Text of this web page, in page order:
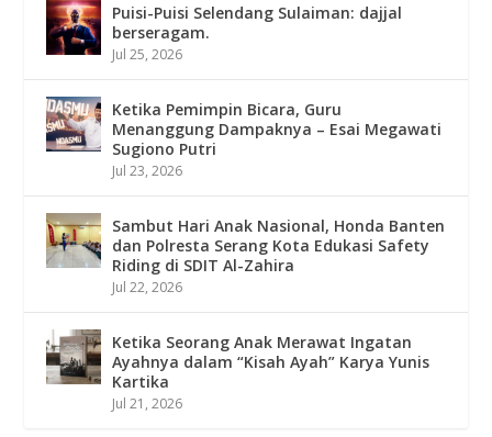
Puisi-Puisi Selendang Sulaiman: dajjal
berseragam.
Jul 25, 2026
Ketika Pemimpin Bicara, Guru
Menanggung Dampaknya – Esai Megawati
Sugiono Putri
Jul 23, 2026
Sambut Hari Anak Nasional, Honda Banten
dan Polresta Serang Kota Edukasi Safety
Riding di SDIT Al-Zahira
Jul 22, 2026
Ketika Seorang Anak Merawat Ingatan
Ayahnya dalam “Kisah Ayah” Karya Yunis
Kartika
Jul 21, 2026